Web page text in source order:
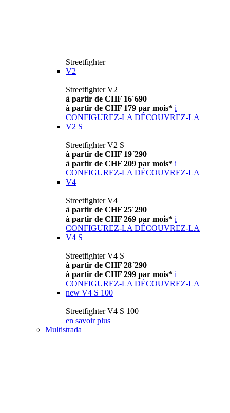
Streetfighter
V2
Streetfighter V2
à partir de CHF 16´690
à partir de CHF 179 par mois* i
CONFIGUREZ-LA DÉCOUVREZ-LA
V2 S
Streetfighter V2 S
à partir de CHF 19´290
à partir de CHF 209 par mois* i
CONFIGUREZ-LA DÉCOUVREZ-LA
V4
Streetfighter V4
à partir de CHF 25´290
à partir de CHF 269 par mois* i
CONFIGUREZ-LA DÉCOUVREZ-LA
V4 S
Streetfighter V4 S
à partir de CHF 28´290
à partir de CHF 299 par mois* i
CONFIGUREZ-LA DÉCOUVREZ-LA
new V4 S 100
Streetfighter V4 S 100
en savoir plus
Multistrada